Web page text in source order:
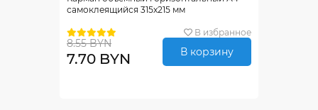
самоклеящийся 315х215 мм
В избранное
8.55 BYN
7.70 BYN В корзину